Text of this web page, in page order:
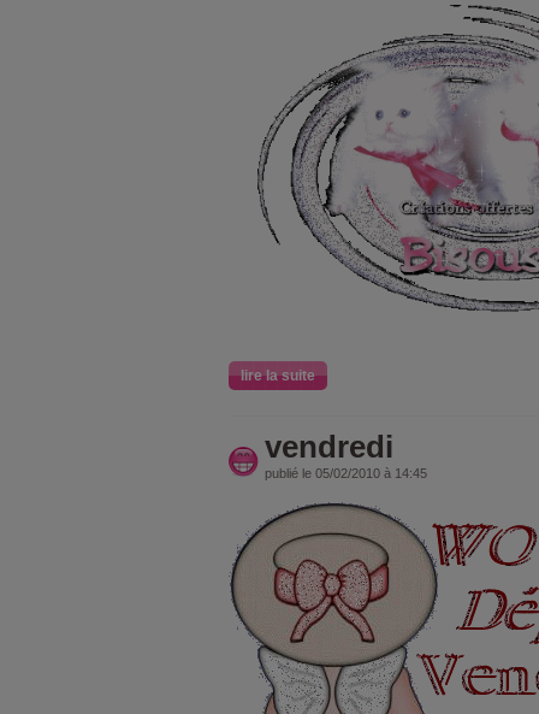
lire la suite
vendredi
publié le 05/02/2010 à 14:45